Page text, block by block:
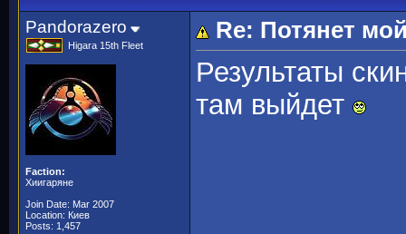
Pandorazero
Higara 15th Fleet
Faction:
Хиигаряне
Join Date: Mar 2007
Location: Киев
Posts: 1,457
Re: Потянет
Результаты
там выйдет